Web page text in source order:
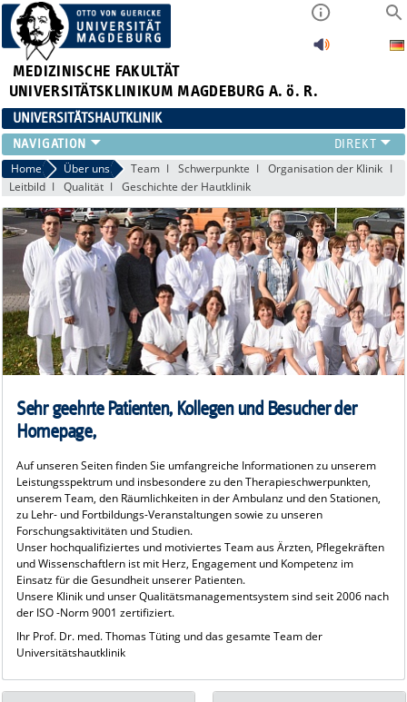
MEDIZINISCHE FAKULTÄT
UNIVERSITÄTSKLINIKUM MAGDEBURG A. ö. R.
UNIVERSITÄTSHAUTKLINIK
FÜR PATIENTEN
ÜBER UNS
FÜR ÄRZTE
HAUTTUMORZENTRUM
LEHRE & FORSCHUNG
Home Über uns Team Schwerpunkte
Organisation der Klinik
Leitbild
Qualität Geschichte der Hautklinik
Sehr geehrte Patienten, Kollegen und Besucher der
Homepage,
Auf unseren Seiten finden Sie umfangreiche Informationen zu unserem
Leistungsspektrum und insbesondere zu den Therapieschwerpunkten,
unserem Team, den Räumlichkeiten in der Ambulanz und den Stationen,
zu Lehr- und Fortbildungs-Veranstaltungen sowie zu unseren
Forschungsaktivitäten und Studien.
Unser hochqualifiziertes und motiviertes Team aus Ärzten, Pflegekräften
und Wissenschaftlern ist mit Herz, Engagement und Kompetenz im
Einsatz für die Gesundheit unserer Patienten.
Unsere Klinik und unser Qualitätsmanagementsystem sind seit 2006 nach
der ISO -Norm 9001 zertifiziert.
Ihr Prof. Dr. med. Thomas Tüting und das gesamte Team der
Universitätshautklinik